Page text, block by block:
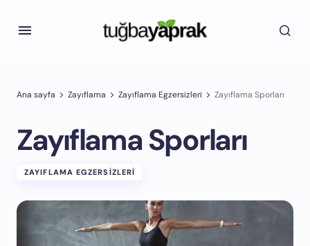
Ana sayfa Zayıflama Zayıflama Egzersizleri Zayıflama Sporları
Zayıflama Sporları
ZAYIFLAMA EGZERSIZLERI